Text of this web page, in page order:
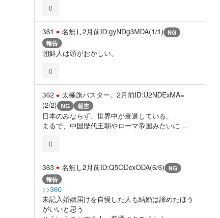
0
361 名無し2月前ID:gyNDg3MDA(1/1) NG
報告
朝鮮人は頭がおかしい。
0
362 太極旗バスター。 2月前ID:U2NDExMA=
(2/2) NG 報告
日本のみならず、世界中が衰退している。
まるで、中国歴代王朝やローマ帝国みたいに…
0
363 名無し2月前ID:Q5ODcxODA(6/6) NG
報告
>>360
未記入婚姻届けを自慢した人も結婚は諦めたほう
がいいと思う